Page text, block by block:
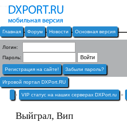
Главная Форум Новости Основная версия
Логин:
Пароль:
Регистрация на сайте! Забыли пароль?
Игровой портал DXPort.RU
» VIP статус на наших серверах DXPort.ru »
Выйграл, Вип